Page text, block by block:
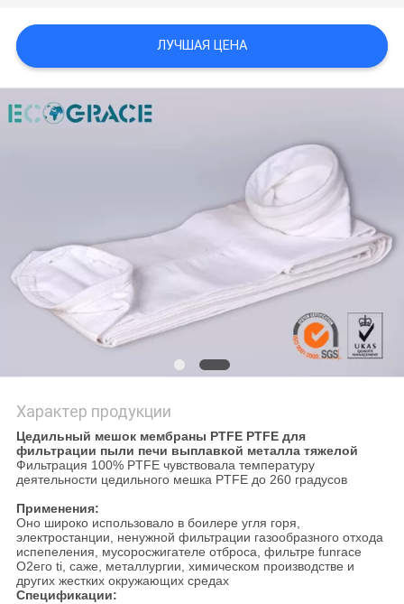
PRIVACY
POLICY
ЛУЧШАЯ ЦЕНА
Характер продукции
Цедильный мешок мембраны PTFE PTFE для
фильтрации пыли печи выплавкой металла тяжелой
Фильтрация 100% PTFE чувствовала температуру
деятельности цедильного мешка PTFE до 260 градусов
Применения:
Оно широко использовало в боилере угля горя,
электростанции, ненужной фильтрации газообразного отхода
испепеления, мусоросжигателе отброса, фильтре funrace
O2его ti, саже, металлургии, химическом производстве и
других жестких окружающих средах
Спецификации: